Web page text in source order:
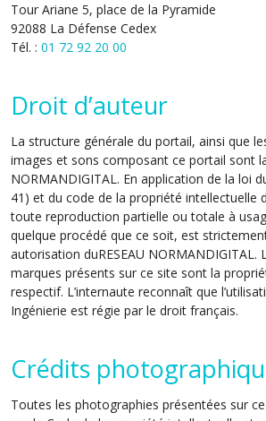
Tour Ariane 5, place de la Pyramide
92088 La Défense Cedex
Tél. : 01 72 92 20 00
Droit d’auteur
La structure générale du portail, ainsi que
images et sons composant ce portail sont
NORMANDIGITAL. En application de la loi
41) et du code de la propriété intellectuelle
toute reproduction partielle ou totale à
quelque procédé que ce soit, est
autorisation duRESEAU NORMANDIGITAL.
marques présents sur ce site sont la
respectif. L’internaute reconnaît que
Ingénierie est régie par le droit français.
Crédits
Toutes les photographies présentées sur